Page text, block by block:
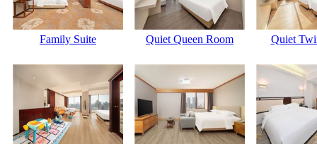
Family Suite Quiet Queen Room Quiet